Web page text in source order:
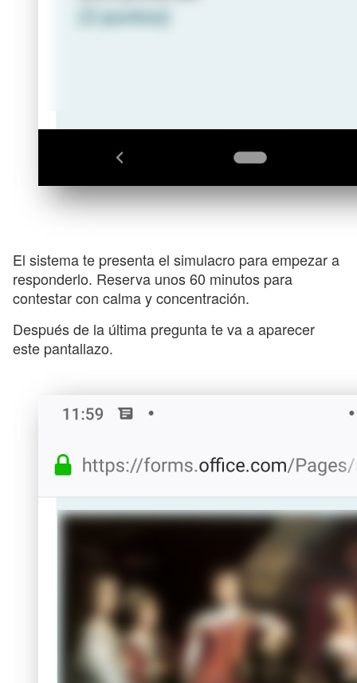
El sistema te presenta el simulacro para empezar a
responderlo. Reserva unos 60 minutos para
contestar con calma y concentración.
Después de la última pregunta te va a aparecer
este pantallazo.